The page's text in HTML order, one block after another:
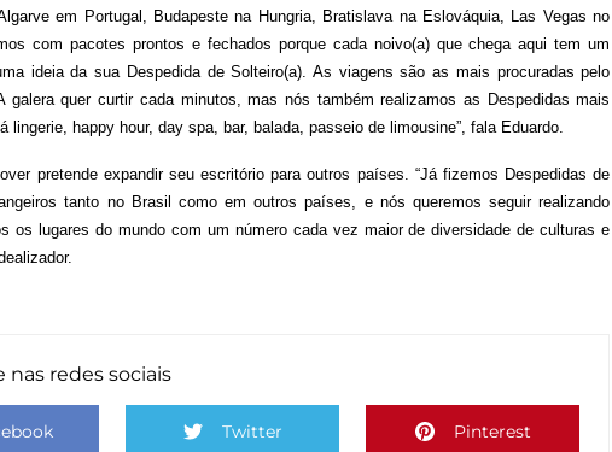
em Portugal, Budapeste na Hungria, Bratislava na Eslováquia, Las Vegas no
com pacotes prontos e fechados porque cada noivo(a) que chega aqui tem um
ideia da sua Despedida de Solteiro(a). As viagens são as mais procuradas pelo
galera quer curtir cada minutos, mas nós também realizamos as Despedidas mais
lingerie, happy hour, day spa, bar, balada, passeio de limousine”, fala Eduardo.
pretende expandir seu escritório para outros países. “Já fizemos Despedidas de
tanto no Brasil como em outros países, e nós queremos seguir realizando
os lugares do mundo com um número cada vez maior de diversidade de culturas e
redes sociais
Twitter Pinterest